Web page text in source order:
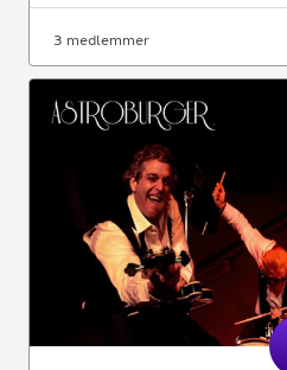
3 medlemmer